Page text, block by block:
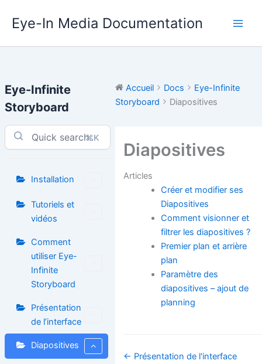
contenu
Eye-In Media Documentation
Eye-Infinite
Storyboard
⌘K
Installation
Tutoriels et
vidéos
Comment
utiliser Eye-
Infinite
Storyboard
Présentation
de l’interface
Diapositives
Accueil Docs
Eye-Infinite
Storyboard
Diapositives
Diapositives
Articles
Créer et modifier ses
Diapositives
Comment visionner et
filtrer les diapositives ?
Premier plan et arrière
plan
Paramètre des
diapositives – ajout de
planning
Navigation
← Présentation de l'interface